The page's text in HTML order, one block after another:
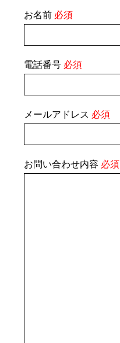
お名前 必須
電話番号 必須
メールアドレス 必須
お問い合わせ内容 必須